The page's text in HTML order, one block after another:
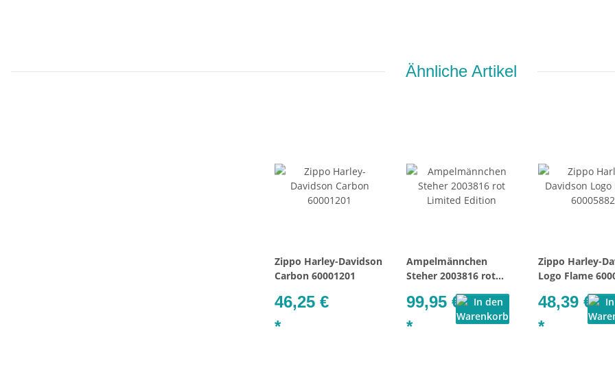
Ähnliche Artikel
Zippo Harley-Davidson
Carbon 60001201
46,25 €
*
Ampelmännchen
Steher 2003816 rot
99,95 €
*
Zippo Harley-
Logo Flame
48,39 €
*